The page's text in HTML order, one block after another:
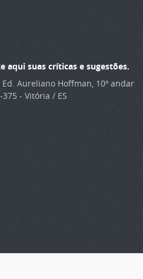
aqui suas críticas e sugestões.
Ed. Aureliano Hoffman, 10º andar
375 - Vitória / ES